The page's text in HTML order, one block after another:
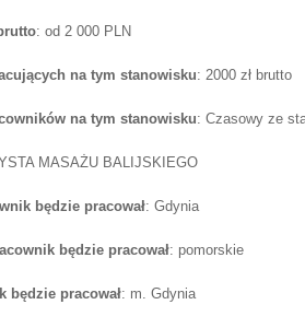
: od 2 000 PLN
na tym stanowisku: 2000 zł brutto
na tym stanowisku: Czasowy ze
MASAŻU BALIJSKIEGO
będzie pracował: Gdynia
będzie pracował: pomorskie
będzie pracował: m. Gdynia